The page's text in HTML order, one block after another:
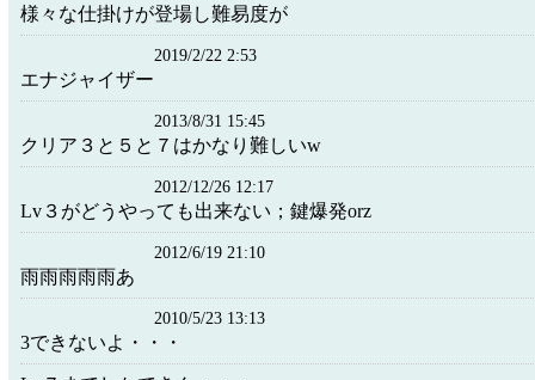
様々な仕掛けが登場し難易度が
2019/2/22 2:53
エナジャイザー
2013/8/31 15:45
クリア３と５と７はかなり難しいw
2012/12/26 12:17
Lv３がどうやっても出来ない；鍵爆発orz
2012/6/19 21:10
雨雨雨雨雨あ
2010/5/23 13:13
3できないよ・・・